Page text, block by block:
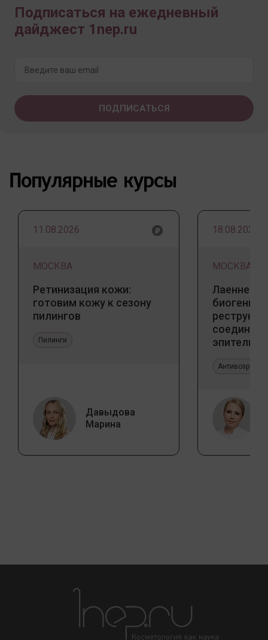
Подписаться на ежедневный
дайджест 1nep.ru
Популярные курсы
11.08.2026
МОСКВА
Ретинизация кожи:
готовим кожу к сезону
пилингов
Пилинги
Давыдова
Марина
18.08.2026
МОСКВА
Лаеннек
биогенный